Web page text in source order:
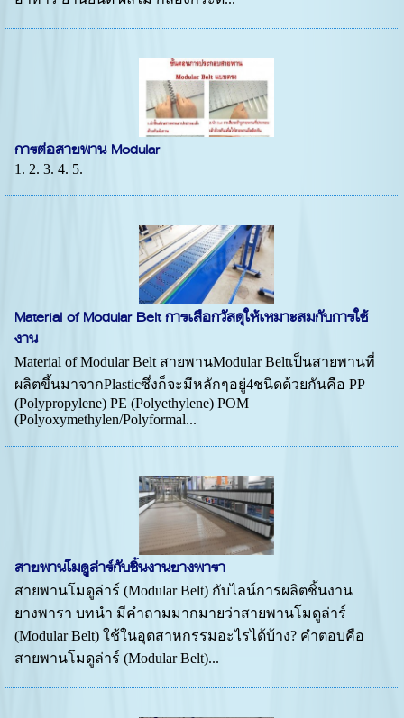
การต่อสายพาน Modular
1. 2. 3. 4. 5.
Material of Modular Belt การเลือกวัสดุให้เหมาะสมกับการใช้
งาน
Material of Modular Belt สายพานModular Beltเป็นสายพานที่
ผลิตขึ้นมาจากPlasticซึ่งก็จะมีหลักๆอยู่4ชนิดด้วยกันคือ PP
(Polypropylene) PE (Polyethylene) POM
(Polyoxymethylen/Polyformal...
สายพานโมดูล่าร์กับชิ้นงานยางพารา
สายพานโมดูล่าร์ (Modular Belt) กับไลน์การผลิตชิ้นงาน
ยางพารา บทนำ มีคำถามมากมายว่าสายพานโมดูล่าร์
(Modular Belt) ใช้ในอุตสาหกรรมอะไรได้บ้าง? คำตอบคือ
สายพานโมดูล่าร์ (Modular Belt)...